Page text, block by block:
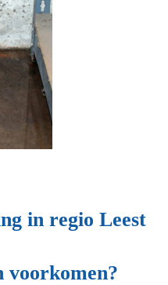
in regio Leest
voorkomen?